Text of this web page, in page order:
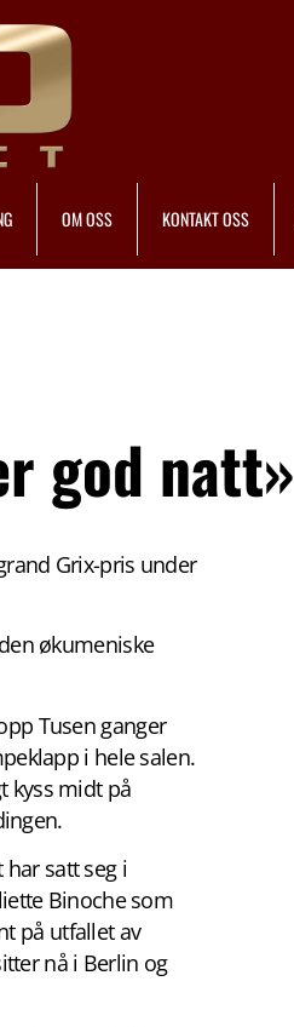
OM OSS KONTAKT OSS
god natt»
Grix-pris under
økumeniske
Tusen ganger
i hele salen.
kyss midt på
har satt seg i
Binoche som
på utfallet av
nå i Berlin og